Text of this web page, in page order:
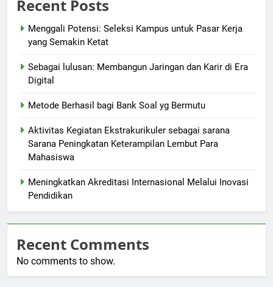
Recent Posts
Menggali Potensi: Seleksi Kampus untuk Pasar Kerja
yang Semakin Ketat
Sebagai lulusan: Membangun Jaringan dan Karir di Era
Digital
Metode Berhasil bagi Bank Soal yg Bermutu
Aktivitas Kegiatan Ekstrakurikuler sebagai sarana
Sarana Peningkatan Keterampilan Lembut Para
Mahasiswa
Meningkatkan Akreditasi Internasional Melalui Inovasi
Pendidikan
Recent Comments
No comments to show.